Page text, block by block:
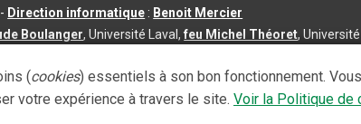
- Direction informatique : Benoit Mercier
Boulanger, Université Laval,feu Michel Théoret,
|3.2.2- Dernière mise à jour du contenu :2026-08-03
(cookies) essentiels à son bon fonctionnement.
votre expérience à travers le site. Voir la Politique de